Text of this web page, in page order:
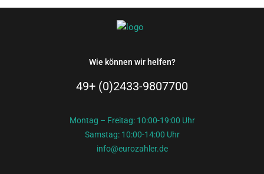
Wie können wir helfen?
49+ (0)2433-9807700
Montag – Freitag: 10:00-19:00 Uhr
Samstag: 10:00-14:00 Uhr
info@eurozahler.de